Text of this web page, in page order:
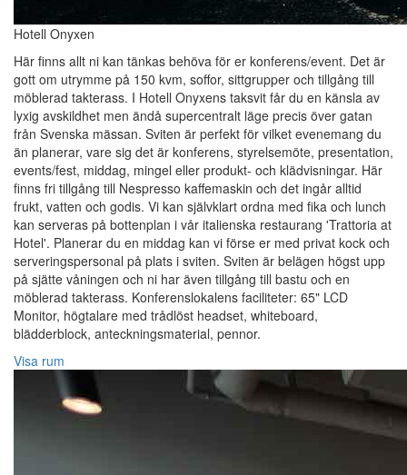
Hotell Onyxen
Här finns allt ni kan tänkas behöva för er konferens/event. Det är
gott om utrymme på 150 kvm, soffor, sittgrupper och tillgång till
möblerad takterass. I Hotell Onyxens taksvit får du en känsla av
lyxig avskildhet men ändå supercentralt läge precis över gatan
från Svenska mässan. Sviten är perfekt för vilket evenemang du
än planerar, vare sig det är konferens, styrelsemöte, presentation,
events/fest, middag, mingel eller produkt- och klädvisningar. Här
finns fri tillgång till Nespresso kaffemaskin och det ingår alltid
frukt, vatten och godis. Vi kan självklart ordna med fika och lunch
kan serveras på bottenplan i vår italienska restaurang 'Trattoria at
Hotel'. Planerar du en middag kan vi förse er med privat kock och
serveringspersonal på plats i sviten. Sviten är belägen högst upp
på sjätte våningen och ni har även tillgång till bastu och en
möblerad takterass. Konferenslokalens faciliteter: 65" LCD
Monitor, högtalare med trådlöst headset, whiteboard,
blädderblock, anteckningsmaterial, pennor.
Visa rum